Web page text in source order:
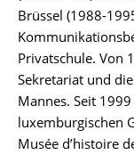
Brüssel (1988-
Privatschule. Von
Sekretariat und
Mannes. Seit
luxemburgischen
Musée d’histoire